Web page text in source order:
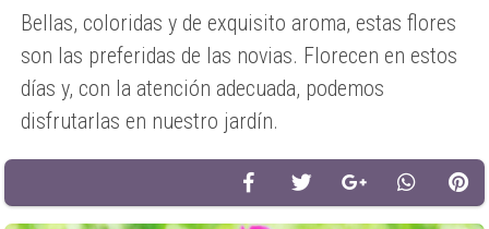
Bellas, coloridas y de exquisito aroma, estas flores
son las preferidas de las novias. Florecen en estos
días y, con la atención adecuada, podemos
disfrutarlas en nuestro jardín.